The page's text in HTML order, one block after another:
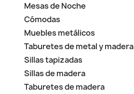
Mesas de Noche
Cómodas
Muebles metálicos
Taburetes de metal y madera
Sillas tapizadas
Sillas de madera
Taburetes de madera